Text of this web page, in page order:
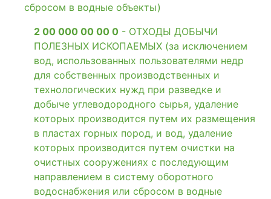
сбросом в водные объекты)
2 00 000 00 00 0 - ОТХОДЫ ДОБЫЧИ
ПОЛЕЗНЫХ ИСКОПАЕМЫХ (за исключением
вод, использованных пользователями недр
для собственных производственных и
технологических нужд при разведке и
добыче углеводородного сырья, удаление
которых производится путем их размещения
в пластах горных пород, и вод, удаление
которых производится путем очистки на
очистных сооружениях с последующим
направлением в систему оборотного
водоснабжения или сбросом в водные